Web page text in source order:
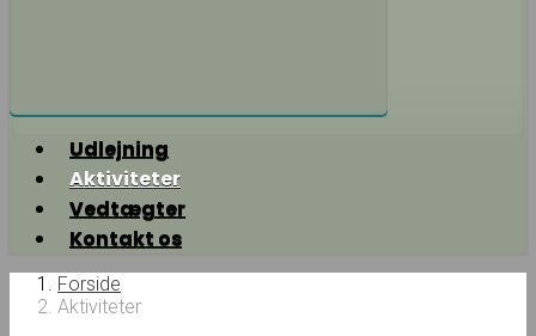
Udlejning
Aktiviteter
Vedtægter
Kontakt os
Forside
Aktiviteter